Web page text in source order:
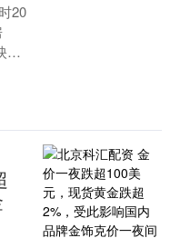
20
以